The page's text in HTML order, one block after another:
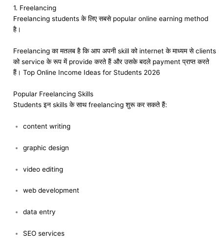
1. Freelancing
Freelancing students के लिए सबसे popular online earning method
है।
Freelancing का मतलब है कि आप अपनी skill को internet के माध्यम से clients
को service के रूप में provide करते हैं और उसके बदले payment प्राप्त करते
हैं। Top Online Income Ideas for Students 2026
Popular Freelancing Skills
Students इन skills के साथ freelancing शुरू कर सकते हैं:
content writing
graphic design
video editing
web development
data entry
SEO services